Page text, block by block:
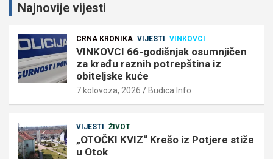
Najnovije vijesti
CRNA KRONIKA VIJESTI VINKOVCI
VINKOVCI 66-godišnjak osumnjičen
za krađu raznih potrepština iz
obiteljske kuće
7 kolovoza, 2026 Budica Info
VIJESTI ŽIVOT
„OTOČKI KVIZ“ Krešo iz Potjere stiže
u Otok